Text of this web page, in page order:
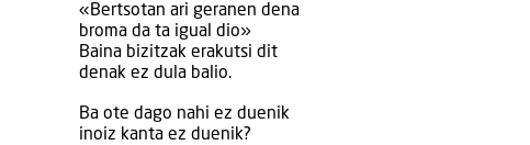
«Bertsotan ari geranen dena
broma da ta igual dio»
Baina bizitzak erakutsi dit
denak ez dula balio.
Ba ote dago nahi ez duenik
inoiz kanta ez duenik?